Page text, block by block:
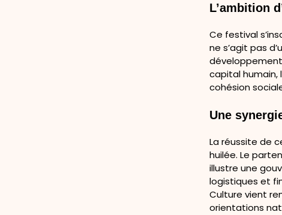
L’ambition
Ce festival
ne s’agit pas
capital humain,
cohésion
Une
La réussite de
huilée. Le
illustre une
logistiques et
Culture vient
orientations